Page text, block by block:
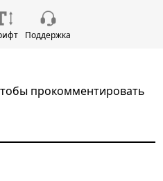
Поддержка
прокомментировать